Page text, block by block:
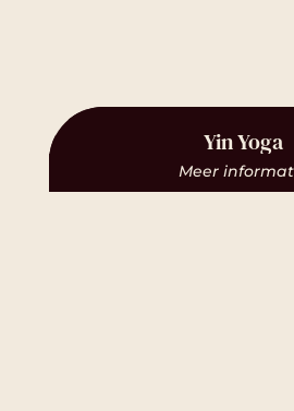
Yin Yoga
Meer